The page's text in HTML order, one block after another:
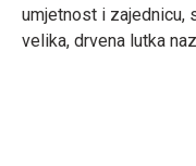
umjetnost i zajednicu,
velika, drvena lutka